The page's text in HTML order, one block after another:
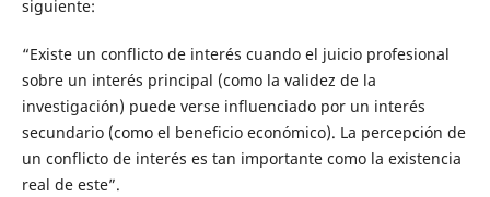
siguiente:
“Existe un conflicto de interés cuando el juicio profesional
sobre un interés principal (como la validez de la
investigación) puede verse influenciado por un interés
secundario (como el beneficio económico). La percepción de
un conflicto de interés es tan importante como la existencia
real de este”.